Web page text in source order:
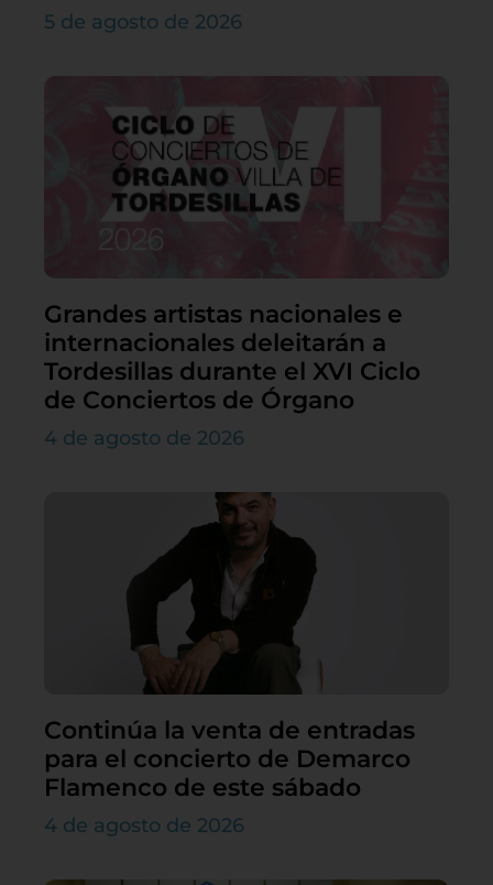
5 de agosto de 2026
Grandes artistas nacionales e
internacionales deleitarán a
Tordesillas durante el XVI Ciclo
de Conciertos de Órgano
4 de agosto de 2026
Continúa la venta de entradas
para el concierto de Demarco
Flamenco de este sábado
4 de agosto de 2026